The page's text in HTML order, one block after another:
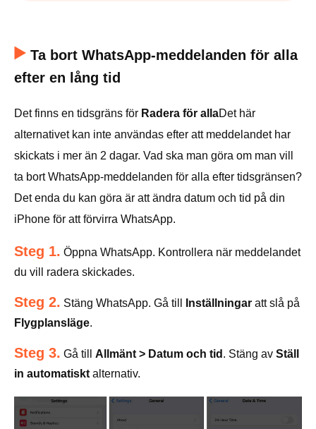
Ta bort WhatsApp-meddelanden för alla
efter en lång tid
Det finns en tidsgräns för Radera för allaDet här
alternativet kan inte användas efter att meddelandet har
skickats i mer än 2 dagar. Vad ska man göra om man vill
ta bort WhatsApp-meddelanden för alla efter tidsgränsen?
Det enda du kan göra är att ändra datum och tid på din
iPhone för att förvirra WhatsApp.
Steg 1. Öppna WhatsApp. Kontrollera när meddelandet
du vill radera skickades.
Steg 2. Stäng WhatsApp. Gå till Inställningar att slå på
Flygplansläge.
Steg 3. Gå till Allmänt > Datum och tid . Stäng av Ställ
in automatiskt alternativ.